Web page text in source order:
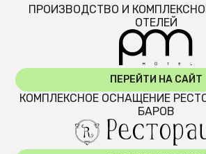
ПРОИЗВОДСТВО И
ОТЕЛЕЙ
ПЕРЕЙТИ НА САЙТ
КОМПЛЕКСНОЕ ОСНАЩЕНИЕ
БАРОВ